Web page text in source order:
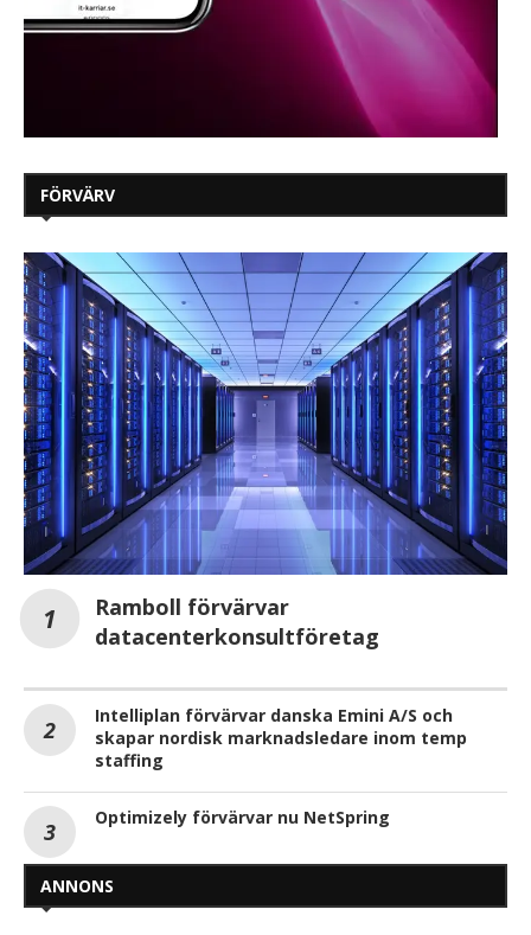
FÖRVÄRV
Ramboll förvärvar
datacenterkonsultföretag
Intelliplan förvärvar danska Emini A/S och
skapar nordisk marknadsledare inom temp
staffing
Optimizely förvärvar nu NetSpring
ANNONS